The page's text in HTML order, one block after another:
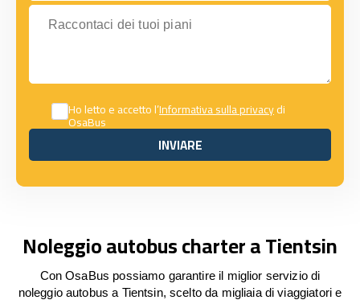
Raccontaci dei tuoi piani
Ho letto e accetto l’Informativa sulla privacydi
OsaBus
INVIARE
INVIARE
Noleggio autobus charter a Tientsin
Con OsaBus possiamo garantire il miglior servizio di
noleggio autobus a Tientsin, scelto da migliaia di viaggiatori e